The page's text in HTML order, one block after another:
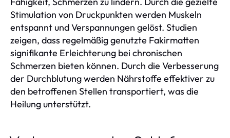
Stimulation von Druckpunkten werden Muskeln
entspannt und Verspannungen gelöst. Studien
zeigen, dass regelmäßig genutzte Fakirmatten
signifikante Erleichterung bei chronischen
Schmerzen bieten können. Durch die Verbesserung
der Durchblutung werden Nährstoffe effektiver zu
den betroffenen Stellen transportiert, was die
Heilung unterstützt.